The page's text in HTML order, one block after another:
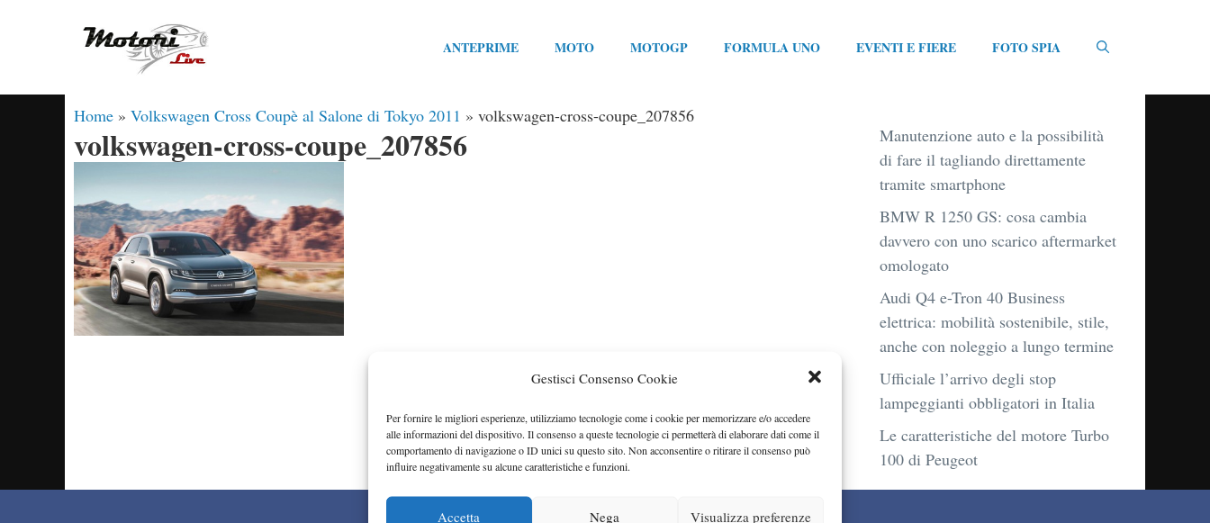
Gestisci Consenso Cookie
Per fornire le migliori esperienze, utilizziamo tecnologie come i cookie per memorizzare e/o accedere
alle informazioni del dispositivo. Il consenso a queste tecnologie ci permetterà di elaborare dati come il
comportamento di navigazione o ID unici su questo sito. Non acconsentire o ritirare il consenso può
influire negativamente su alcune caratteristiche e funzioni.
Accetta Nega Visualizza preferenze
ANTEPRIME MOTO MOTOGP FORMULA UNO EVENTI E FIERE FOTO SPIA
Home » Volkswagen Cross Coupè al Salone di Tokyo 2011 » volkswagen-cross-coupe_207856
volkswagen-cross-coupe_207856
Manutenzione auto e la possibilità
di fare il tagliando direttamente
tramite smartphone
BMW R 1250 GS: cosa cambia
davvero con uno scarico aftermarket
omologato
Audi Q4 e-Tron 40 Business
elettrica: mobilità sostenibile, stile,
anche con noleggio a lungo termine
Ufficiale l’arrivo degli stop
lampeggianti obbligatori in Italia
Le caratteristiche del motore Turbo
100 di Peugeot